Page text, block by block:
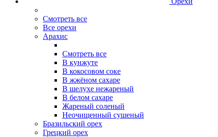
Смотреть все
Все орехи
Арахис
Смотреть все
В кунжуте
В кокосовом соке
В жжёном сахаре
В шелухе нежареный
В белом сахаре
Жареный соленый
Неочищенный сушеный
Бразильский орех
Грецкий орех